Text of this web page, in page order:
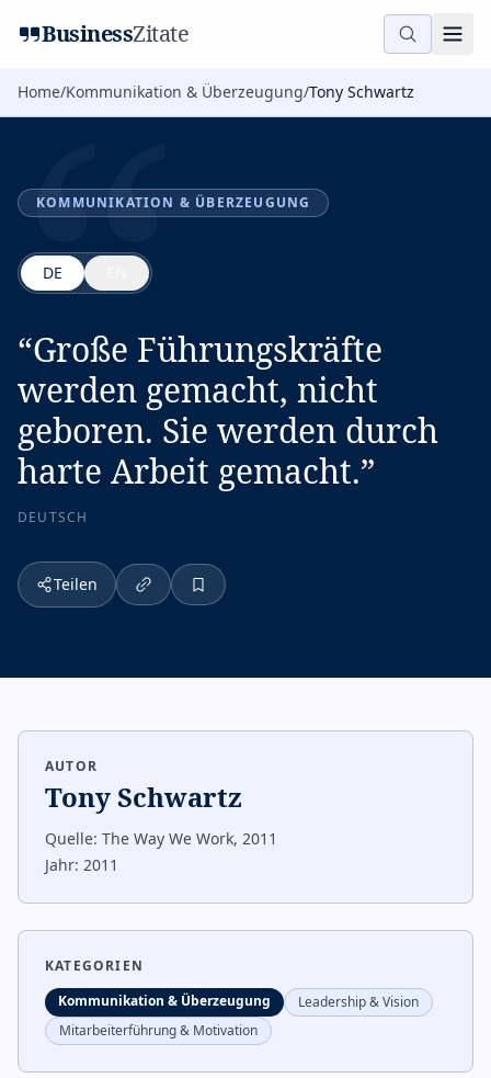
BusinessZitate
Home/Kommunikation & Überzeugung/Tony Schwartz
“
KOMMUNIKATION & ÜBERZEUGUNG
DE
“Große Führungskräfte
werden gemacht, nicht
geboren. Sie werden durch
harte Arbeit gemacht.”
DEUTSCH
Teilen
AUTOR
Tony Schwartz
Quelle: The Way We Work, 2011
Jahr: 2011
KATEGORIEN
Kommunikation & Überzeugung
Leadership & Vision
Mitarbeiterführung & Motivation